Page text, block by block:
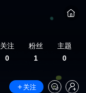
关注
0
粉丝
1
主题
0
关注